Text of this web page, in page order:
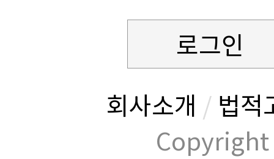
로그인
회사소개 / 법적
Copyright